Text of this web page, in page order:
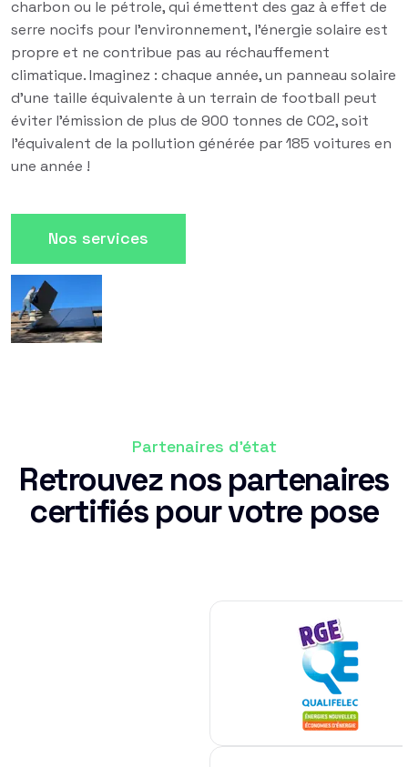
charbon ou le pétrole, qui émettent des gaz à effet de
serre nocifs pour l'environnement, l'énergie solaire est
propre et ne contribue pas au réchauffement
climatique. Imaginez : chaque année, un panneau solaire
d'une taille équivalente à un terrain de football peut
éviter l'émission de plus de 900 tonnes de CO2, soit
l'équivalent de la pollution générée par 185 voitures en
une année !
Nos services
Partenaires d'état
Retrouvez nos partenaires
certifiés pour votre pose